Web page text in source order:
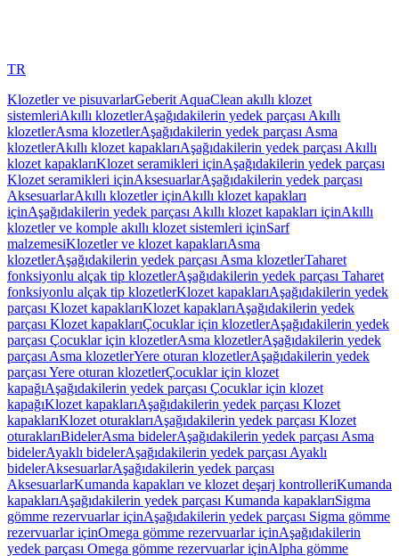
TR
Klozetler ve pisuvarlarGeberit AquaClean akıllı klozet
sistemleriAkıllı klozetlerAşağıdakilerin yedek parçası Akıllı
klozetlerAsma klozetlerAşağıdakilerin yedek parçası Asma
klozetlerAkıllı klozet kapaklarıAşağıdakilerin yedek parçası Akıllı
klozet kapaklarıKlozet seramikleri içinAşağıdakilerin yedek parçası
Klozet seramikleri içinAksesuarlarAşağıdakilerin yedek parçası
AksesuarlarAkıllı klozetler içinAkıllı klozet kapakları
içinAşağıdakilerin yedek parçası Akıllı klozet kapakları içinAkıllı
klozetler ve komple akıllı klozet sistemleri içinSarf
malzemesiKlozetler ve klozet kapaklarıAsma
klozetlerAşağıdakilerin yedek parçası Asma klozetlerTaharet
fonksiyonlu alçak tip klozetlerAşağıdakilerin yedek parçası Taharet
fonksiyonlu alçak tip klozetlerKlozet kapaklarıAşağıdakilerin yedek
parçası Klozet kapaklarıKlozet kapaklarıAşağıdakilerin yedek
parçası Klozet kapaklarıÇocuklar için klozetlerAşağıdakilerin yedek
parçası Çocuklar için klozetlerAsma klozetlerAşağıdakilerin yedek
parçası Asma klozetlerYere oturan klozetlerAşağıdakilerin yedek
parçası Yere oturan klozetlerÇocuklar için klozet
kapağıAşağıdakilerin yedek parçası Çocuklar için klozet
kapağıKlozet kapaklarıAşağıdakilerin yedek parçası Klozet
kapaklarıKlozet oturaklarıAşağıdakilerin yedek parçası Klozet
oturaklarıBidelerAsma bidelerAşağıdakilerin yedek parçası Asma
bidelerAyaklı bidelerAşağıdakilerin yedek parçası Ayaklı
bidelerAksesuarlarAşağıdakilerin yedek parçası
AksesuarlarKumanda kapakları ve klozet deşarj kontrolleriKumanda
kapaklarıAşağıdakilerin yedek parçası Kumanda kapaklarıSigma
gömme rezervuarlar içinAşağıdakilerin yedek parçası Sigma gömme
rezervuarlar içinOmega gömme rezervuarlar içinAşağıdakilerin
yedek parçası Omega gömme rezervuarlar içinAlpha gömme